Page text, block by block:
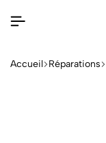
Accueil Réparations